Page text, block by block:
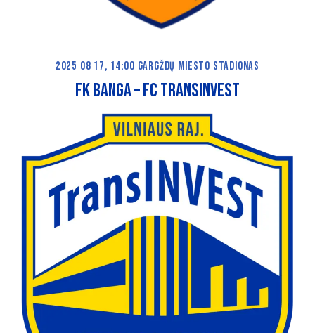
2025 08 17, 14:00 GARGŽDŲ MIESTO STADIONAS
FK Banga – FC Transinvest